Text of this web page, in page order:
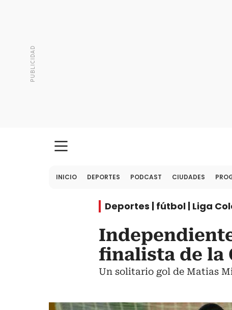
INICIO DEPORTES PODCAST CIUDADES
Deportes | fútbol | Liga
finalista de la
Un solitario gol de Matias